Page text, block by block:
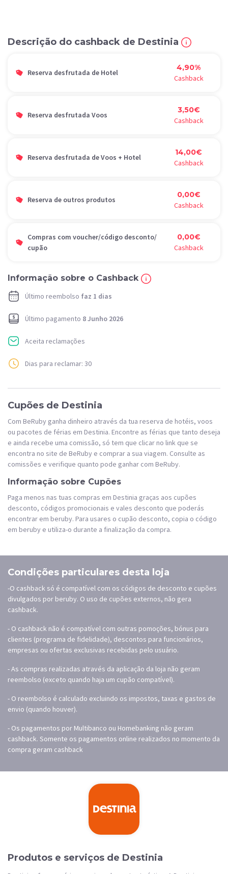
Descrição do cashback de Destinia
Reserva desfrutada de Hotel
4,90%
Cashback
Reserva desfrutada Voos
3,50€
Cashback
Reserva desfrutada de Voos + Hotel
14,00€
Cashback
Reserva de outros produtos
0,00€
Cashback
Compras com voucher/código desconto/
cupão
0,00€
Cashback
Informação sobre o Cashback
Último reembolso faz 1 dias
Último pagamento 8 Junho 2026
Aceita reclamações
Dias para reclamar: 30
Cupões de Destinia
Com BeRuby ganha dinheiro através da tua reserva de hotéis, voos
ou pacotes de férias em Destinia. Encontre as férias que tanto deseja
e ainda recebe uma comissão, só tem que clicar no link que se
encontra no site de BeRuby e comprar a sua viagem. Consulte as
comissões e verifique quanto pode ganhar com BeRuby.
Informação sobre Cupões
Paga menos nas tuas compras em Destinia graças aos cupões
desconto, códigos promocionais e vales desconto que poderás
encontrar em beruby. Para usares o cupão desconto, copia o código
em beruby e utiliza-o durante a finalização da compra.
Condições particulares desta loja
-O cashback só é compatível com os códigos de desconto e cupões
divulgados por beruby. O uso de cupões externos, não gera
cashback.
- O cashback não é compatível com outras pomoções, bónus para
clientes (programa de fidelidade), descontos para funcionários,
empresas ou ofertas exclusivas recebidas pelo usuário.
- As compras realizadas através da aplicação da loja não geram
reembolso (exceto quando haja um cupão compatível).
- O reembolso é calculado excluindo os impostos, taxas e gastos de
envio (quando houver).
- Os pagamentos por Multibanco ou Homebanking não geram
cashback. Somente os pagamentos online realizados no momento da
compra geram cashback
Produtos e serviços de Destinia